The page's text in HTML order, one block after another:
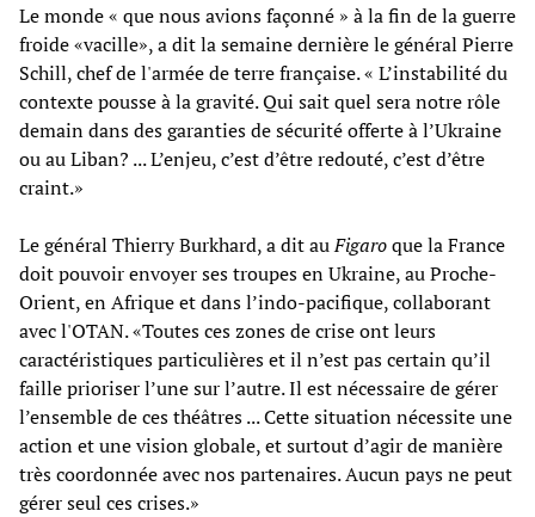
Le monde « que nous avions façonné » à la fin de la guerre
froide «vacille», a dit la semaine dernière le général Pierre
Schill, chef de l'armée de terre française. « L’instabilité du
contexte pousse à la gravité. Qui sait quel sera notre rôle
demain dans des garanties de sécurité offerte à l’Ukraine
ou au Liban? ... L’enjeu, c’est d’être redouté, c’est d’être
craint.»
Le général Thierry Burkhard, a dit auFigaroque la France
doit pouvoir envoyer ses troupes en Ukraine, au Proche-
Orient, en Afrique et dans l’indo-pacifique, collaborant
avec l'OTAN. «Toutes ces zones de crise ont leurs
caractéristiques particulières et il n’est pas certain qu’il
faille prioriser l’une sur l’autre. Il est nécessaire de gérer
l’ensemble de ces théâtres ... Cette situation nécessite une
action et une vision globale, et surtout d’agir de manière
très coordonnée avec nos partenaires. Aucun pays ne peut
gérer seul ces crises.»